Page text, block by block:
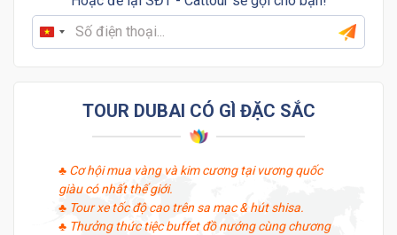
TOUR DUBAI CÓ GÌ ĐẶC SẮC
♣ Cơ hội mua vàng và kim cương tại vương quốc
giàu có nhất thế giới.
♣ Tour xe tốc độ cao trên sa mạc & hút shisa.
♣ Thưởng thức tiệc buffet đồ nướng cùng chương
Vietnam